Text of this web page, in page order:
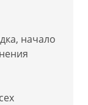
начало